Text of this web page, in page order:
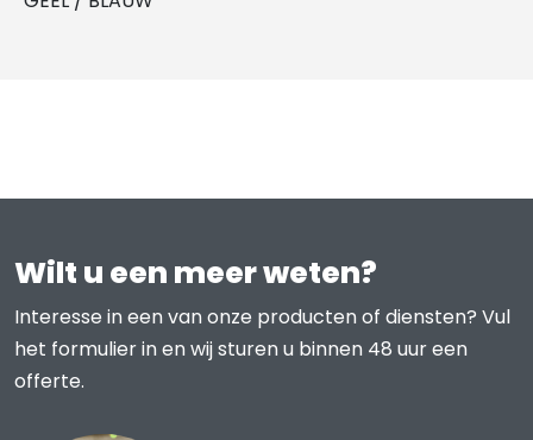
Wilt u een meer weten?
Interesse in een van onze producten of diensten? Vul
het formulier in en wij sturen u binnen 48 uur een
offerte.